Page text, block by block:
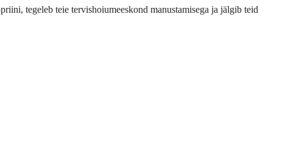
tegeleb teie tervishoiumeeskond manustamisega ja jälgib teid